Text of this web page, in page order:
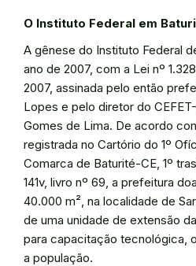
O Instituto Federal em
A gênese do Instituto Federal
ano de 2007, com a Lei nº
2007, assinada pelo então
Lopes e pelo diretor do
Gomes de Lima. De acordo
registrada no Cartório do 1º
Comarca de Baturité-CE, 1º
141v, livro nº 69, a prefeitura
40.000 m², na localidade de
de uma unidade de extensão
para capacitação tecnológica,
a população.